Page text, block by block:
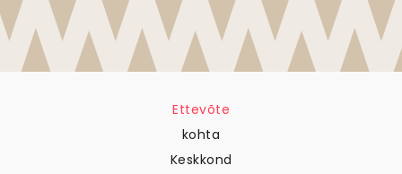
Ettevõte
kohta
Keskkond